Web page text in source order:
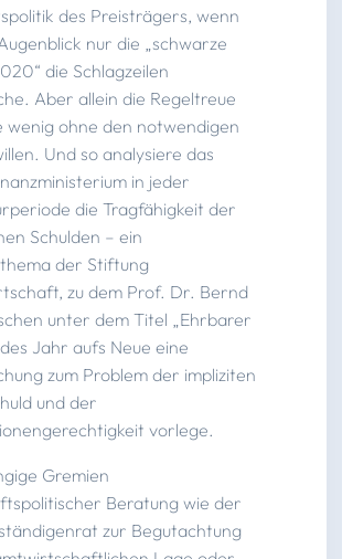
des Preisträgers, wenn
nur die „schwarze
die Schlagzeilen
Aber allein die Regeltreue
wenig ohne den notwendigen
Und so analysiere das
in jeder
die Tragfähigkeit der
Schulden – ein
der Stiftung
zu dem Prof. Dr. Bernd
unter dem Titel „Ehrbarer
Jahr aufs Neue eine
zum Problem der impliziten
und der
vorlege.
Gremien
Beratung wie der
zur Begutachtung